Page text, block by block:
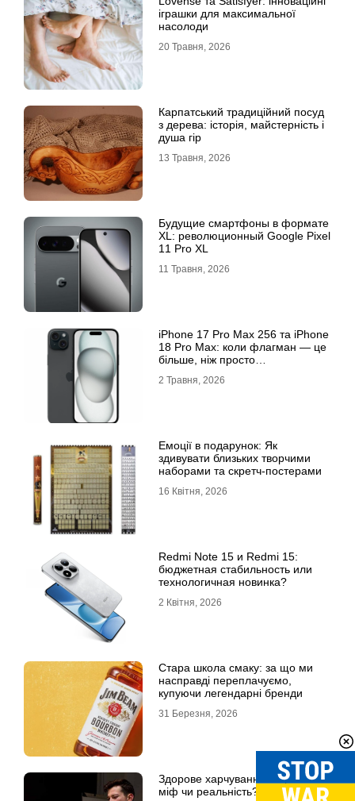
іграшки для максимальної
насолоди
20 Травня, 2026
Карпатський традиційний посуд
з дерева: історія, майстерність і
душа гір
13 Травня, 2026
Будущие смартфоны в формате
XL: революционный Google Pixel
11 Pro XL
11 Травня, 2026
iРhone 17 Рro Мax 256 та iРhone
18 Рro Мax: коли флагман — це
більше, ніж просто
2 Травня, 2026
Емоції в подарунок: Як
здивувати близьких творчими
наборами та скретч-постерами
16 Квітня, 2026
Redmi Note 15 и Redmi 15:
бюджетная стабильность или
технологичная новинка?
2 Квітня, 2026
Стара школа смаку: за що ми
насправді переплачуємо,
купуючи легендарні бренди
31 Березня, 2026
Здорове харчування на роботі:
міф чи реальність?